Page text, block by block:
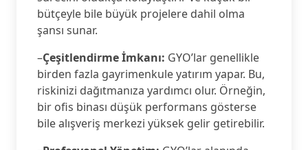
bütçeyle bile büyük projelere dahil olma
şansı sunar.
–Çeşitlendirme İmkanı: GYO’lar genellikle
birden fazla gayrimenkule yatırım yapar. Bu,
riskinizi dağıtmanıza yardımcı olur. Örneğin,
bir ofis binası düşük performans gösterse
bile alışveriş merkezi yüksek gelir getirebilir.